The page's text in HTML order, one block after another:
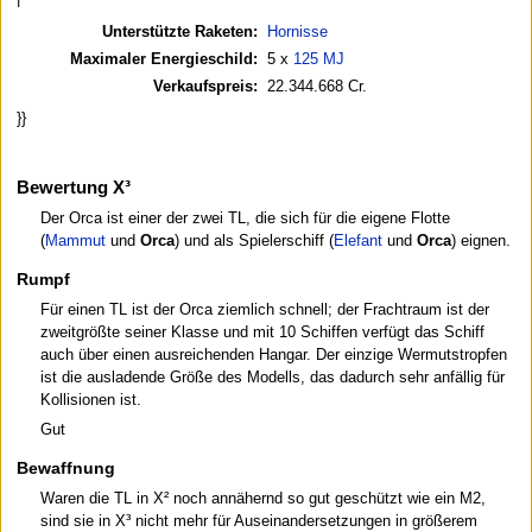
Unterstützte Raketen:
Hornisse
Maximaler Energieschild:
5 x 125 MJ
Verkaufspreis:
22.344.668 Cr.
}}
Bewertung X³
Der Orca ist einer der zwei TL, die sich für die eigene Flotte
(Mammut und Orca) und als Spielerschiff (Elefant und Orca) eignen.
Rumpf
Für einen TL ist der Orca ziemlich schnell; der Frachtraum ist der
zweitgrößte seiner Klasse und mit 10 Schiffen verfügt das Schiff
auch über einen ausreichenden Hangar. Der einzige Wermutstropfen
ist die ausladende Größe des Modells, das dadurch sehr anfällig für
Kollisionen ist.
Gut
Bewaffnung
Waren die TL in X² noch annähernd so gut geschützt wie ein M2,
sind sie in X³ nicht mehr für Auseinandersetzungen in größerem